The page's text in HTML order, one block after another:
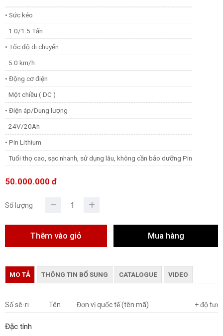
• Sức kéo
1.0/1.5 Tấn
• Tốc độ di chuyển
5.0 km/h
• Động cơ điện
Một chiều ( DC )
• Điện áp/Dung lượng
24V/20Ah
• Pin Lithium
Tuổi thọ cao, sạc nhanh, sử dụng lâu, không cần bảo dưỡng Pin
50.000.000 đ
Số lượng
MO TẢ THÔNG TIN BỔ SUNG CATALOGUE VIDEO
Số sê-ri Tên Đơn vị quốc tế (tên mã) + độ
Đặc tính